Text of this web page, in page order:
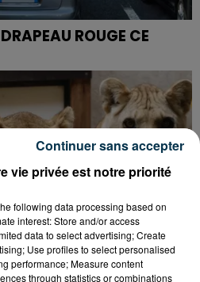
ROUGE CE
vie privée est notre priorité
following data processing based on
interest: Store and/or access
data to select advertising; Create
Use profiles to select personalised
performance; Measure content
through statistics or combinations
Continuer sans accepter